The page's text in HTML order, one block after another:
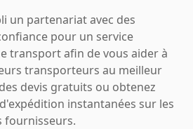
un partenariat avec des
pour un service
transport afin de vous aider à
transporteurs au meilleur
devis gratuits ou obtenez
instantanées sur les
fournisseurs.